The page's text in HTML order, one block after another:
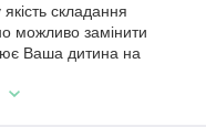
якість складання
можливо замінити
Ваша дитина на